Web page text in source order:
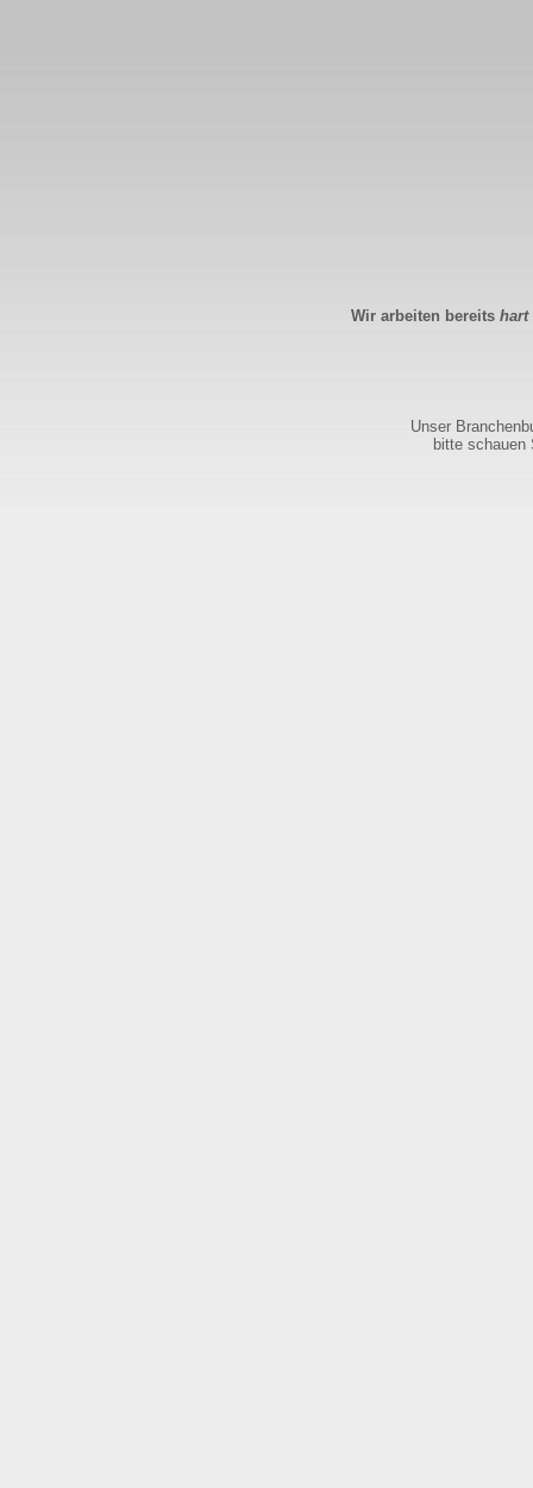
Wir arbeiten bereits hart
Unser
bitte schauen